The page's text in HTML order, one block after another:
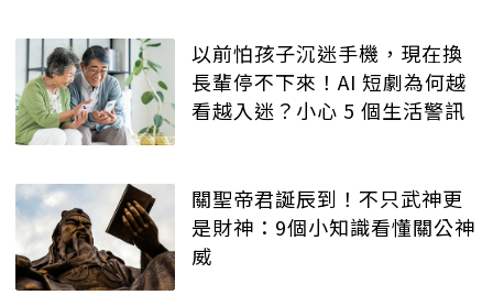
以前怕孩子沉迷手機，現在換
長輩停不下來！AI 短劇為何越
看越入迷？小心 5 個生活警訊
關聖帝君誕辰到！不只武神更
是財神：9個小知識看懂關公神
威